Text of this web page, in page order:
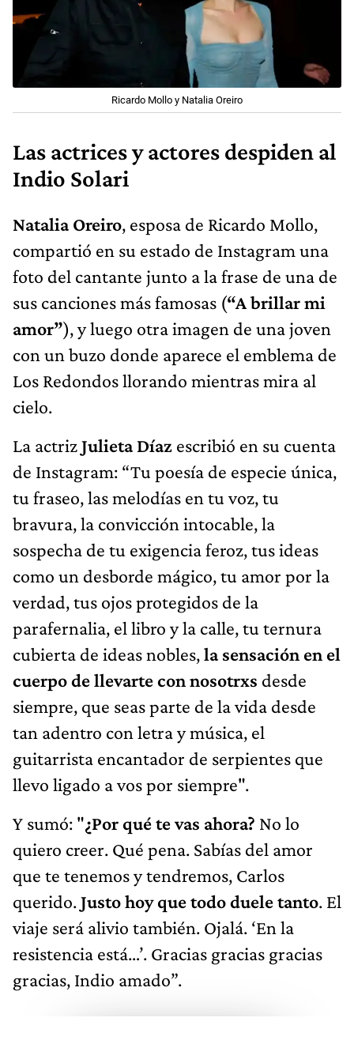
Ricardo Mollo y Natalia Oreiro
Las actrices y actores despiden al
Indio Solari
Natalia Oreiro, esposa de Ricardo Mollo,
compartió en su estado de Instagram una
foto del cantante junto a la frase de una de
sus canciones más famosas (“A brillar mi
amor”), y luego otra imagen de una joven
con un buzo donde aparece el emblema de
Los Redondos llorando mientras mira al
cielo.
La actrizJulieta Díaz escribió en su cuenta
de Instagram: “Tu poesía de especie única,
tu fraseo, las melodías en tu voz, tu
bravura, la convicción intocable, la
sospecha de tu exigencia feroz, tus ideas
como un desborde mágico, tu amor por la
verdad, tus ojos protegidos de la
parafernalia, el libro y la calle, tu ternura
cubierta de ideas nobles,la sensación en el
cuerpo de llevarte con nosotrxs desde
siempre, que seas parte de la vida desde
tan adentro con letra y música, el
guitarrista encantador de serpientes que
llevo ligado a vos por siempre".
Y sumó: "¿Por qué te vas ahora? No lo
quiero creer. Qué pena. Sabías del amor
que te tenemos y tendremos, Carlos
querido.Justo hoy que todo duele tanto. El
viaje será alivio también. Ojalá. ‘En la
resistencia está…’. Gracias gracias gracias
gracias, Indio amado”.